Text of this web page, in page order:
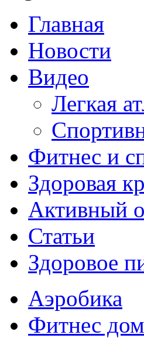
Главная
Новости
Видео
Легкая
Фитнес и
Здоровая
Активный
Статьи
Здоровое
Аэробика
Фитнес